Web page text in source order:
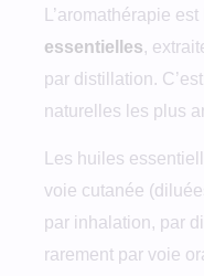
L’aromathérapie
essentielles,
par distillation.
naturelles les plus
Les huiles
voie cutanée
par inhalation, par
rarement par voie